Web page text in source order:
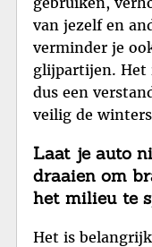
van jezelf en
verminder je
glijpartijen. Het
dus een
veilig de
Laat je auto
draaien om
het milieu te
Het is